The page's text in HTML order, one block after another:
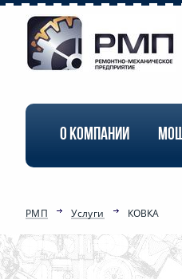
О КОМПАНИИ
РМП Услуги КОВКА